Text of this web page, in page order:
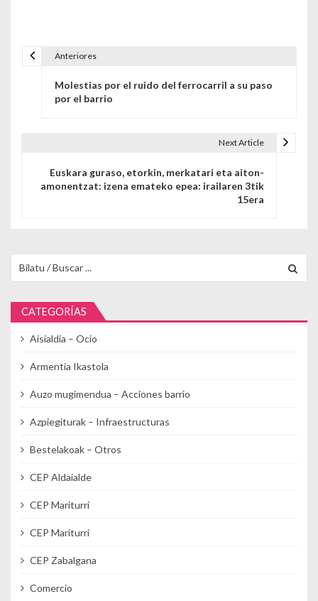
Anteriores
Molestias por el ruido del ferrocarril a su paso
por el barrio
Next Article
Euskara guraso, etorkin, merkatari eta aiton-
amonentzat: izena emateko epea: irailaren 3tik
15era
CATEGORÍAS
Aisialdia – Ocio
Armentia Ikastola
Auzo mugimendua – Acciones barrio
Azpiegiturak – Infraestructuras
Bestelakoak – Otros
CEP Aldaialde
CEP Mariturri
CEP Mariturri
CEP Zabalgana
Comercio